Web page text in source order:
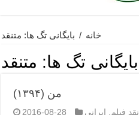
خانه / بایگانی تگ ها: متنقد
بایگانی تگ ها: متنقد
من (۱۳۹۴)
2016-08-28 نقد فیلم ایرانی